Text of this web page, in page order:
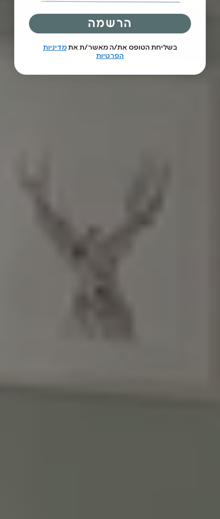
הרשמה
בשליחת הטופס את/ה מאשר/ת אתמדיניות
הפרטיות